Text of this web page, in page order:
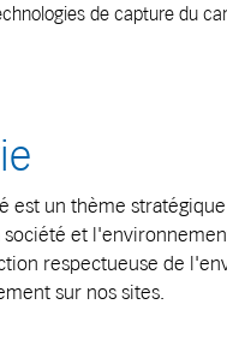
de capture du
est un thème
et
respectueuse de
sur nos sites.